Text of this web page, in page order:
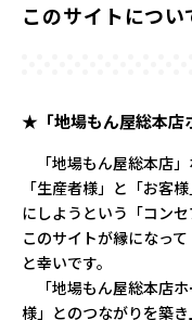
このサイトについ
★「地場もん屋総本店
「地場もん屋総本店
「生産者様」と「お客
にしようという「コン
このサイトが縁になっ
と幸いです。
「地場もん屋総本店
様」とのつながりを築